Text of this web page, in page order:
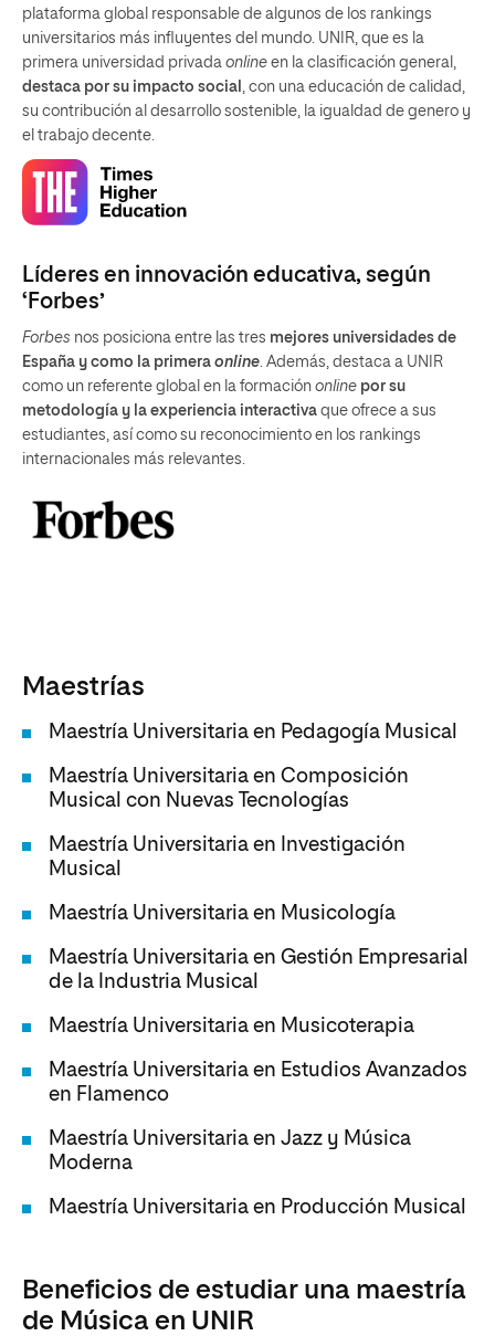
plataforma global responsable de algunos de los rankings
universitarios más influyentes del mundo. UNIR, que es la
primera universidad privada online en la clasificación general,
destaca por su impacto social , con una educación de calidad,
su contribución al desarrollo sostenible, la igualdad de genero y
el trabajo decente.
Líderes en innovación educativa, según
‘Forbes’
Forbes nos posiciona entre las tres mejores universidades de
España y como la primera online. Además, destaca a UNIR
como un referente global en la formación online por su
metodología y la experiencia interactiva que ofrece a sus
estudiantes, así como su reconocimiento en los rankings
internacionales más relevantes.
Maestrías
Maestría Universitaria en Pedagogía Musical
Maestría Universitaria en Composición
Musical con Nuevas Tecnologías
Maestría Universitaria en Investigación
Musical
Maestría Universitaria en Musicología
Maestría Universitaria en Gestión Empresarial
de la Industria Musical
Maestría Universitaria en Musicoterapia
Maestría Universitaria en Estudios Avanzados
en Flamenco
Maestría Universitaria en Jazz y Música
Moderna
Maestría Universitaria en Producción Musical
Beneficios de estudiar una maestría
de Música en UNIR